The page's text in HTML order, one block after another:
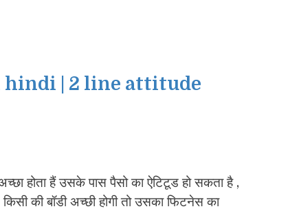
| 2 line attitude
होता हैं उसके पास पैसो का ऐटिटूड हो सकता है ,
की बॉडी अच्छी होगी तो उसका फिटनेस का